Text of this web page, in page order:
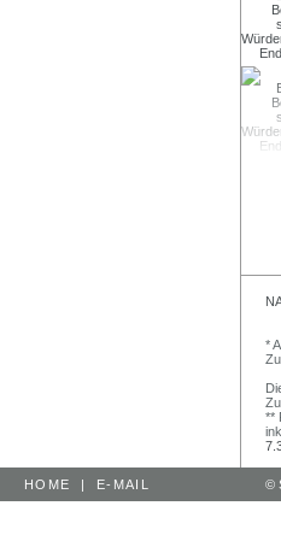
*
**
HOME | E-MAIL ©